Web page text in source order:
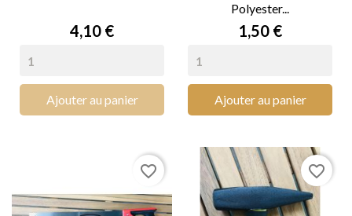
Prix
4,10 €
Ajouter au panier
Polyester...
Prix
1,50 €
Ajouter au panier
favorite_border favorite_border